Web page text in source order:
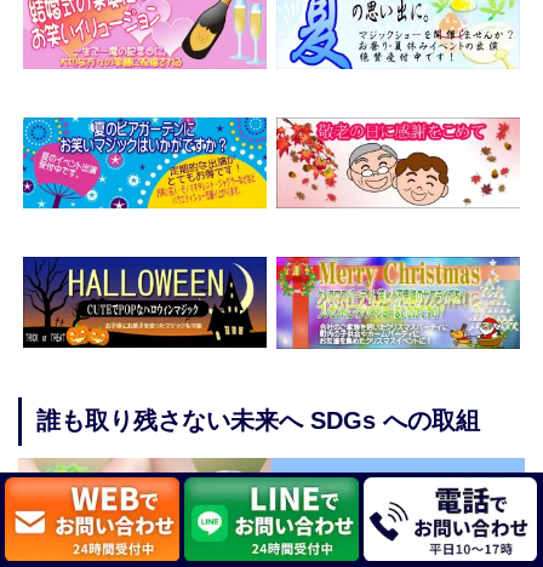
誰も取り残さない未来へ SDGs への取組